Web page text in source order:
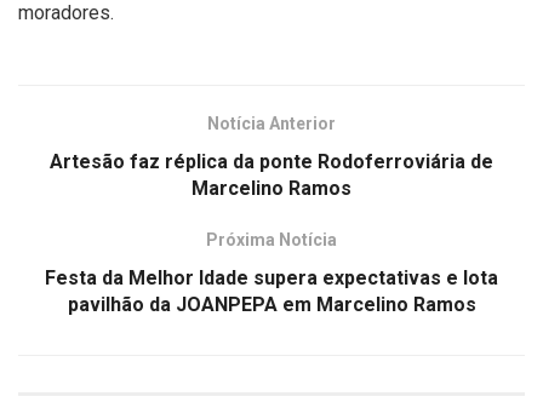
moradores.
Notícia Anterior
Artesão faz réplica da ponte Rodoferroviária de
Marcelino Ramos
Próxima Notícia
Festa da Melhor Idade supera expectativas e lota
pavilhão da JOANPEPA em Marcelino Ramos